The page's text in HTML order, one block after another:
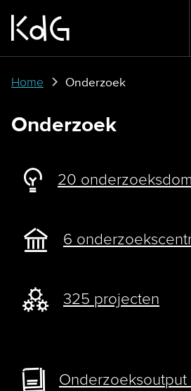
main
Home Onderzoek
Onderzoek
20
6
325 projecten